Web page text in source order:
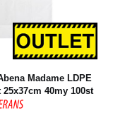
Madame LDPE
40my 100st
Läs mer